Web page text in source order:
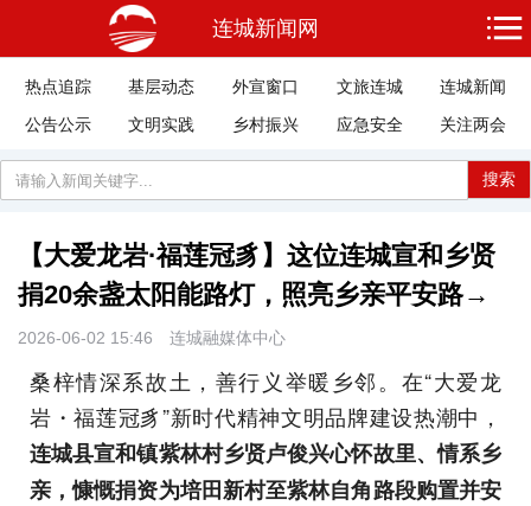
连城新闻网
热点追踪 基层动态 外宣窗口 文旅连城
连城新闻
公告公示
文明实践 乡村振兴 应急安全 关注两会
搜索
【大爱龙岩·福莲冠豸】这位连城宣和乡贤
捐20余盏太阳能路灯，照亮乡亲平安路→
2026-06-02 15:46 连城融媒体中心
桑梓情深系故土，善行义举暖乡邻。在“大爱龙
岩・福莲冠豸”新时代精神文明品牌建设热潮中，
连城县宣和镇紫林村乡贤卢俊兴心怀故里、情系乡
亲，慷慨捐资为培田新村至紫林自角路段购置并安